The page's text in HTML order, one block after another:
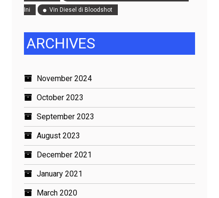
Ini
Vin Diesel di Bloodshot
ARCHIVES
November 2024
October 2023
September 2023
August 2023
December 2021
January 2021
March 2020